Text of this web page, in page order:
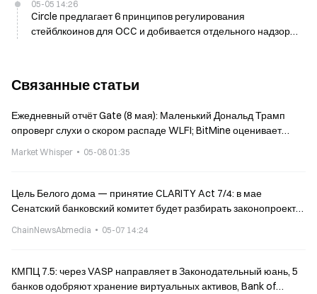
05-05 14:26
Circle предлагает 6 принципов регулирования
стейблкоинов для OCC и добивается отдельного надзора
Связанные статьи
Ежедневный отчёт Gate (8 мая): Маленький Дональд Трамп
опроверг слухи о скором распаде WLFI; BitMine оценивает
Market Whisper 05-08 01:35
Цель Белого дома — принятие CLARITY Act 7/4: в мае
Сенатский банковский комитет будет разбирать законопроект
ChainNewsAbmedia 05-07 14:24
КМПЦ 7.5: через VASP направляет в Законодательный юань, 5
банков одобряют хранение виртуальных активов, Bank of